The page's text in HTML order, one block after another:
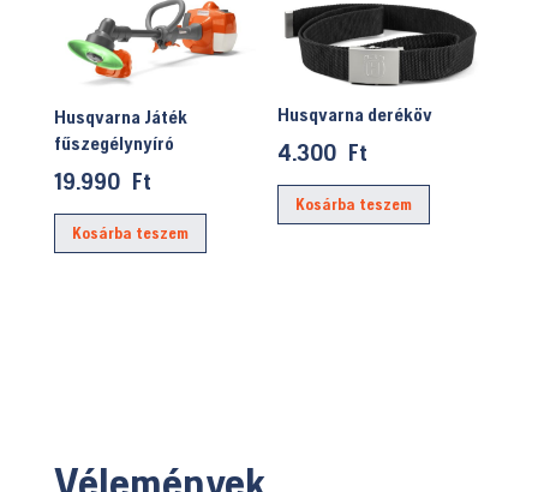
Husqvarna Játék
fűszegélynyíró
19.990 Ft
Kosárba teszem
Husqvarna deréköv
4.300 Ft
Kosárba teszem